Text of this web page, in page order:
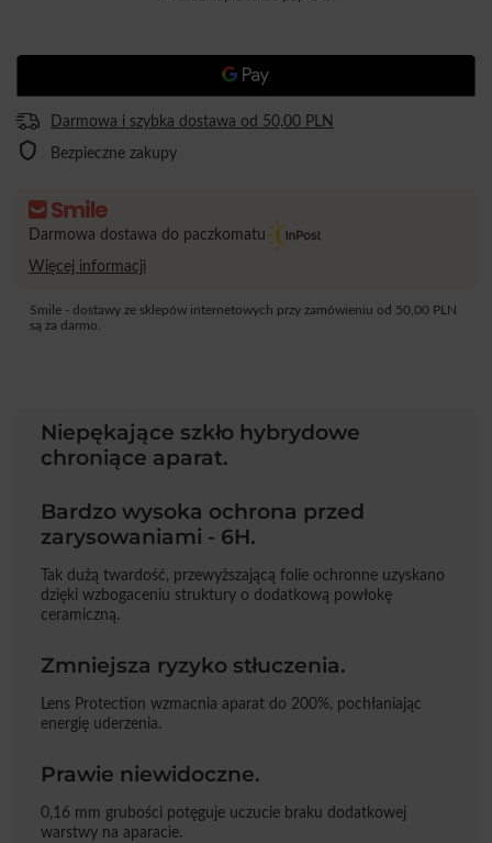
Darmowa i szybka dostawa od 50,00 PLN
Bezpieczne zakupy
Darmowa dostawa do paczkomatu
Więcej informacji
Smile - dostawy ze sklepów internetowych przy zamówieniu od 50,00 PLN
są za darmo.
Niepękające szkło hybrydowe
chroniące aparat.
Bardzo wysoka ochrona przed
zarysowaniami - 6H.
Tak dużą twardość, przewyższającą folie ochronne uzyskano
dzięki wzbogaceniu struktury o dodatkową powłokę
ceramiczną.
Zmniejsza ryzyko stłuczenia.
Lens Protection wzmacnia aparat do 200%, pochłaniając
energię uderzenia.
Prawie niewidoczne.
0,16 mm grubości potęguje uczucie braku dodatkowej
warstwy na aparacie.